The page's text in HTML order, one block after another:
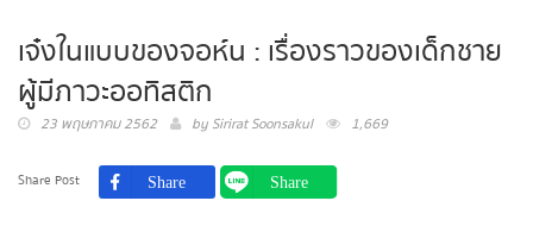
เจ๋งในแบบของจอห์น : เรื่องราวของเด็กชาย
ผู้มีภาวะออทิสติก
23 พฤษภาคม 2562 by Sirirat Soonsakul 1,669
Share Post